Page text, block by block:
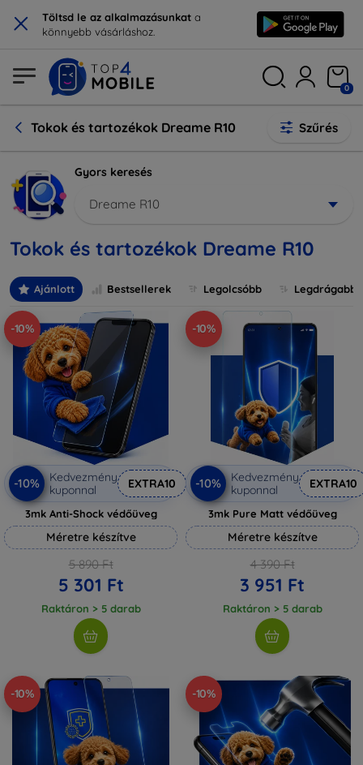
× Töltsd le az alkalmazásunkat a
könnyebb vásárláshoz.
0
Tokok és tartozékok Dreame R10 Szűrés
Gyors keresés
Dreame R10
Tokok és tartozékok Dreame R10
Ajánlott Bestsellerek Legolcsóbb Legdrágabb
-10%
-10%
Kedvezmény
kuponnal
EXTRA10
3mk Anti-Shock védőüveg
Méretre készítve
5 890 Ft
5 301 Ft
Raktáron > 5 darab
-10%
-10%
Kedvezmény
kuponnal
EXTRA10
3mk Pure Matt védőüveg
Méretre készítve
4 390 Ft
3 951 Ft
Raktáron > 5 darab
-10% -10%